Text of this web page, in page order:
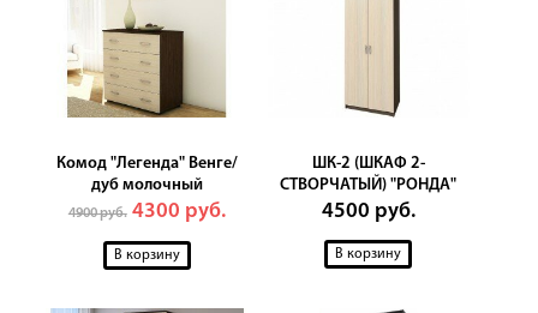
Комод "Легенда" Венге/
дуб молочный
4900 руб. 4300 руб.
ШК-2 (ШКАФ 2-
СТВОРЧАТЫЙ) "РОНДА"
4500 руб.